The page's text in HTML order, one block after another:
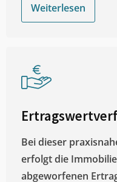
Weiterlesen
Bei dieser
erfolgt die
abgeworfenen